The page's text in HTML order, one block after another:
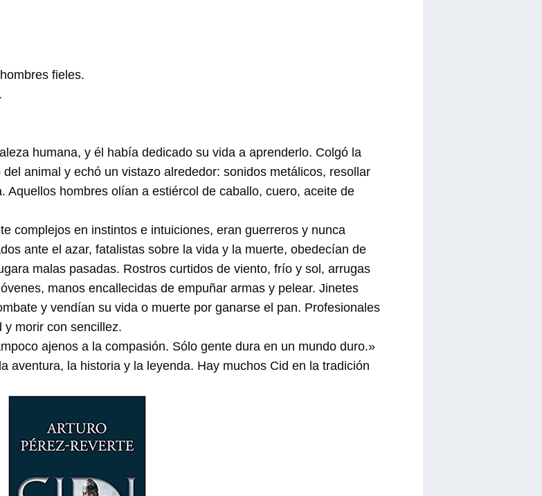
fieles.
humana, y él había dedicado su vida a aprenderlo. Colgó la
animal y echó un vistazo alrededor: sonidos metálicos, resollar
Aquellos hombres olían a estiércol de caballo, cuero, aceite de
complejos en instintos e intuiciones, eran guerreros y nunca
ante el azar, fatalistas sobre la vida y la muerte, obedecían de
malas pasadas. Rostros curtidos de viento, frío y sol, arrugas
manos encallecidas de empuñar armas y pelear. Jinetes
y vendían su vida o muerte por ganarse el pan. Profesionales
morir con sencillez.
ajenos a la compasión. Sólo gente dura en un mundo duro.»
aventura, la historia y la leyenda. Hay muchos Cid en la tradición